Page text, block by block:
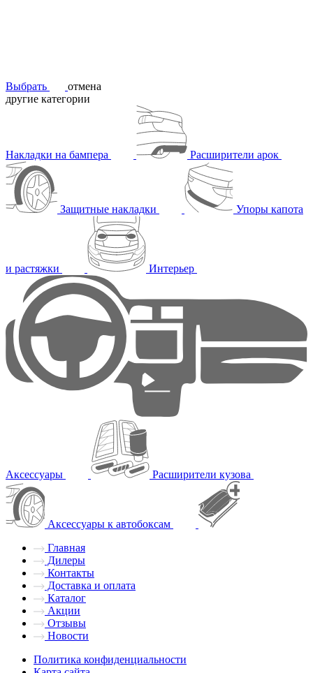
Выбрать
отмена
другие категории
Накладки на бампера Расширители арок
Защитные накладки Упоры капота
и растяжки Интерьер
Аксессуары Расширители кузова
Аксессуары к автобоксам
Главная
Дилеры
Контакты
Доставка и оплата
Каталог
Акции
Отзывы
Новости
Политика конфиденциальности